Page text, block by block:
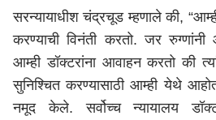
सरन्यायाधीश चंद्रचूड म्हणाले की,
करण्याची विनंती करतो. जर
आम्ही डॉक्टरांना आवाहन करतो की
सुनिश्चित करण्यासाठी आम्ही येथे
नमूद केले. सर्वोच्च न्यायालय